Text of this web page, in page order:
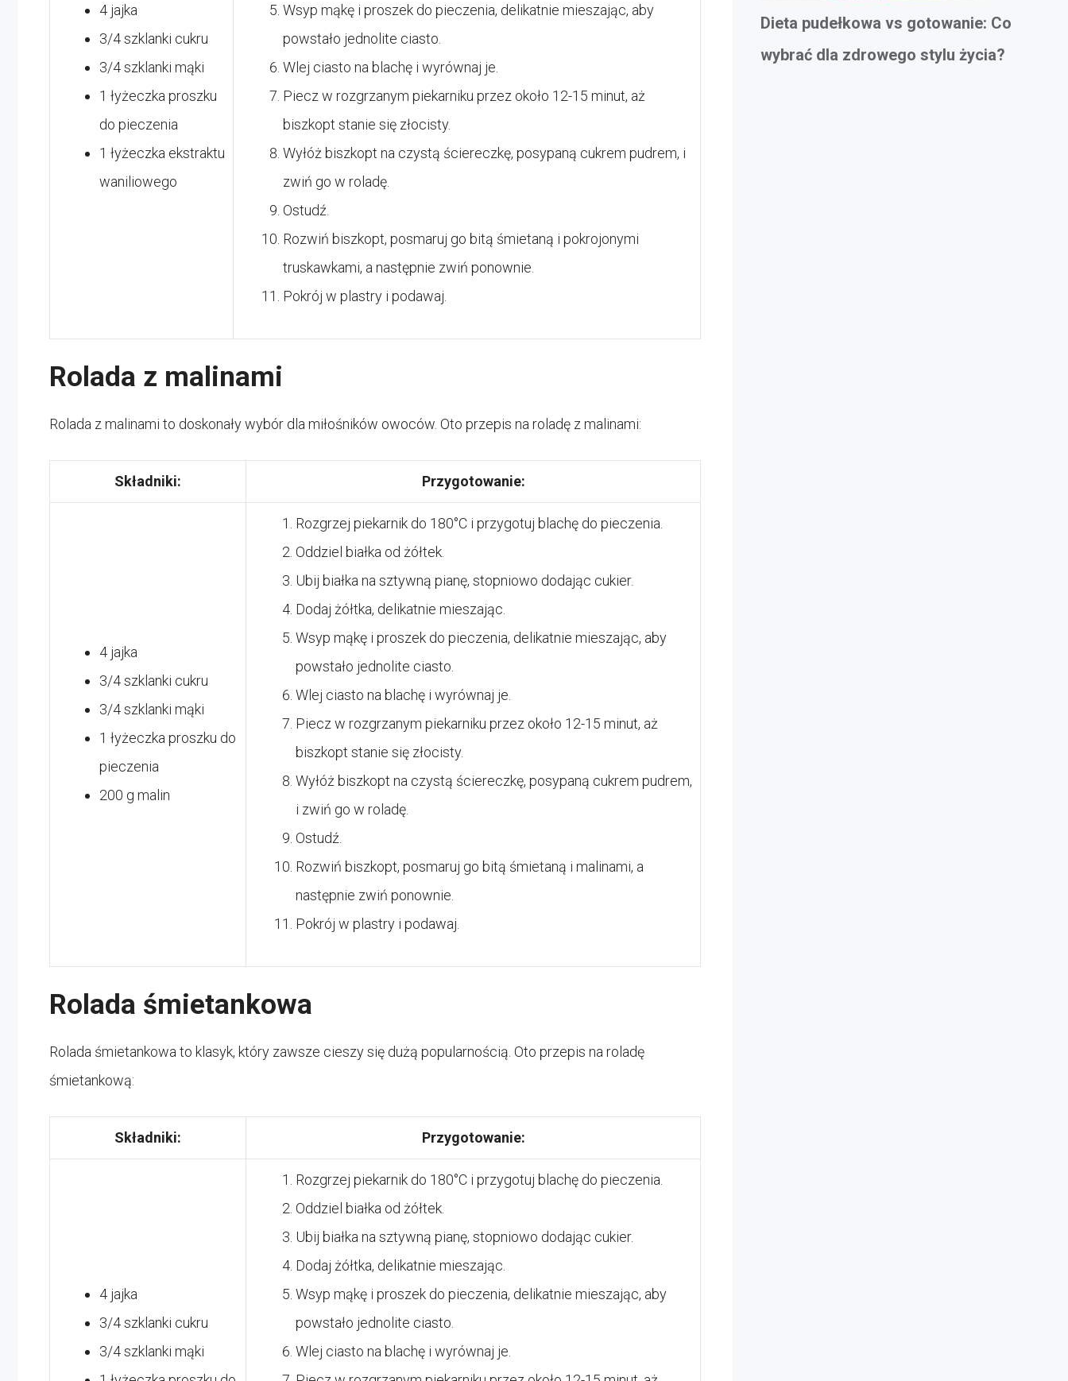
4 jajka
3/4 szklanki cukru
3/4 szklanki mąki
1 łyżeczka proszku
do pieczenia
1 łyżeczka ekstraktu
waniliowego
Wsyp mąkę i proszek do pieczenia, delikatnie mieszając, aby
powstało jednolite ciasto.
Wlej ciasto na blachę i wyrównaj je.
Piecz w rozgrzanym piekarniku przez około 12-15 minut, aż
biszkopt stanie się złocisty.
Wyłóż biszkopt na czystą ściereczkę, posypaną cukrem pudrem, i
zwiń go w roladę.
Ostudź.
Rozwiń biszkopt, posmaruj go bitą śmietaną i pokrojonymi
truskawkami, a następnie zwiń ponownie.
Pokrój w plastry i podawaj.
Rolada z malinami
Rolada z malinami to doskonały wybór dla miłośników owoców. Oto przepis na roladę z malinami:
Składniki: Przygotowanie:
4 jajka
3/4 szklanki cukru
3/4 szklanki mąki
1 łyżeczka proszku do
pieczenia
200 g malin
Rozgrzej piekarnik do 180°C i przygotuj blachę do pieczenia.
Oddziel białka od żółtek.
Ubij białka na sztywną pianę, stopniowo dodając cukier.
Dodaj żółtka, delikatnie mieszając.
Wsyp mąkę i proszek do pieczenia, delikatnie mieszając, aby
powstało jednolite ciasto.
Wlej ciasto na blachę i wyrównaj je.
Piecz w rozgrzanym piekarniku przez około 12-15 minut, aż
biszkopt stanie się złocisty.
Wyłóż biszkopt na czystą ściereczkę, posypaną cukrem pudrem,
i zwiń go w roladę.
Ostudź.
Rozwiń biszkopt, posmaruj go bitą śmietaną i malinami, a
następnie zwiń ponownie.
Pokrój w plastry i podawaj.
Rolada śmietankowa
Rolada śmietankowa to klasyk, który zawsze cieszy się dużą popularnością. Oto przepis na roladę
śmietankową:
Składniki: Przygotowanie:
4 jajka
3/4 szklanki cukru
3/4 szklanki mąki
Rozgrzej piekarnik do 180°C i przygotuj blachę do pieczenia.
Oddziel białka od żółtek.
Ubij białka na sztywną pianę, stopniowo dodając cukier.
Dodaj żółtka, delikatnie mieszając.
Wsyp mąkę i proszek do pieczenia, delikatnie mieszając, aby
powstało jednolite ciasto.
Wlej ciasto na blachę i wyrównaj je.
Dieta pudełkowa vs gotowanie: Co
wybrać dla zdrowego stylu życia?